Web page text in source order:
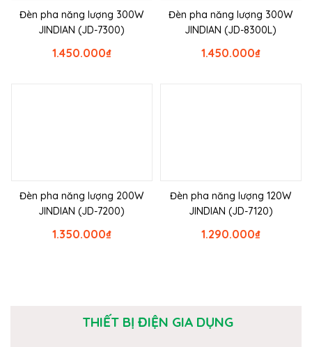
Đèn pha năng lượng 300W
JINDIAN (JD-7300)
₫
1.450.000
Đèn pha năng lượng 300W
JINDIAN (JD-8300L)
₫
1.450.000
Đèn pha năng lượng 200W
JINDIAN (JD-7200)
₫
1.350.000
Đèn pha năng lượng 120W
JINDIAN (JD-7120)
₫
1.290.000
THIẾT BỊ ĐIỆN GIA DỤNG